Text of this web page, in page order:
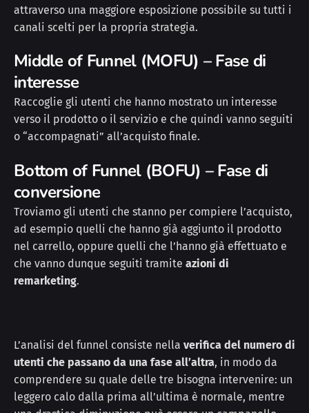
attraverso una maggiore esposizione possibile su tutti i
canali scelti per la propria strategia.
Middle of Funnel (MOFU) – Fase di
interesse
Raccoglie gli utenti che hanno mostrato un interesse
verso il prodotto o il servizio e che quindi vanno seguiti
o “accompagnati” all’acquisto finale.
Bottom of Funnel (BOFU) – Fase di
conversione
Troviamo gli utenti che stanno per compiere l’acquisto,
ad esempio quelli che hanno già aggiunto il prodotto
nel carrello, oppure quelli che l’hanno già effettuato e
che vanno dunque seguiti tramite azioni di
remarketing.
L’analisi del funnel consiste nella verifica del numero di
utenti che passano da una fase all’altra, in modo da
comprendere su quale delle tre bisogna intervenire: un
leggero calo dalla prima all’ultima è normale, mentre